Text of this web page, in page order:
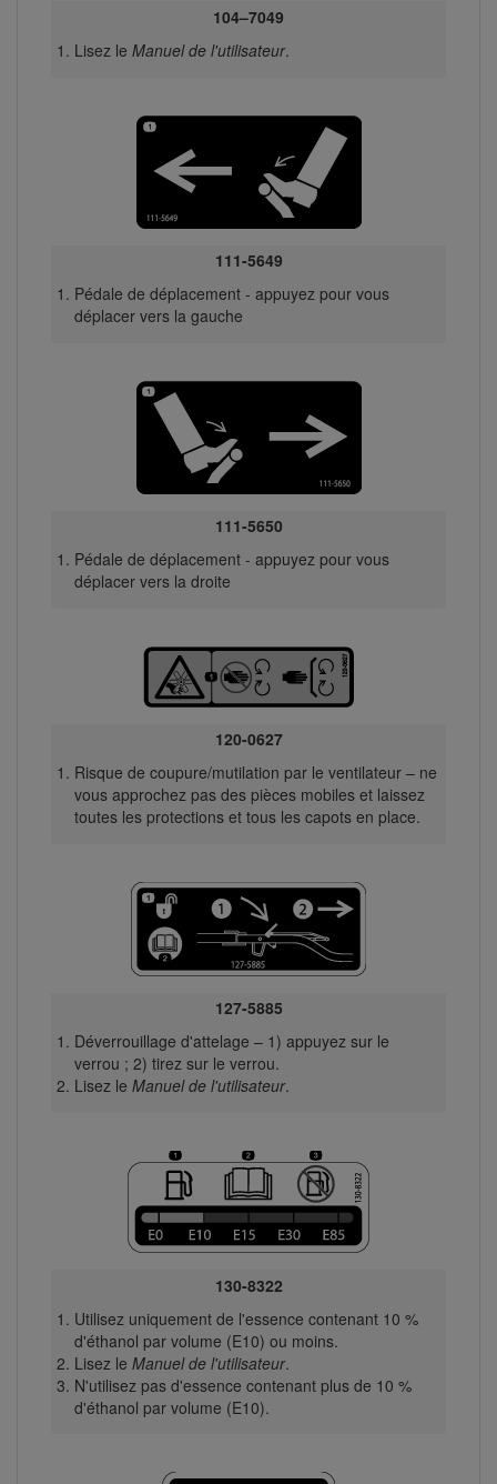
104–7049
Lisez le Manuel de l'utilisateur.
111-5649
Pédale de déplacement - appuyez pour vous
déplacer vers la gauche
111-5650
Pédale de déplacement - appuyez pour vous
déplacer vers la droite
120-0627
Risque de coupure/mutilation par le ventilateur – ne
vous approchez pas des pièces mobiles et laissez
toutes les protections et tous les capots en place.
127-5885
Déverrouillage d'attelage – 1) appuyez sur le
verrou ; 2) tirez sur le verrou.
Lisez le Manuel de l'utilisateur.
130-8322
Utilisez uniquement de l'essence contenant 10 %
d'éthanol par volume (E10) ou moins.
Lisez le Manuel de l'utilisateur.
N'utilisez pas d'essence contenant plus de 10 %
d'éthanol par volume (E10).